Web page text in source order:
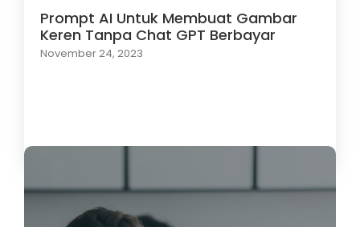
Prompt AI Untuk Membuat Gambar
Keren Tanpa Chat GPT Berbayar
November 24, 2023